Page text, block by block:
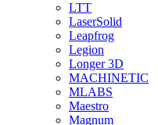
LTT
LaserSolid
Leapfrog
Legion
Longer 3D
MACHINETIC
MLABS
Maestro
Magnum